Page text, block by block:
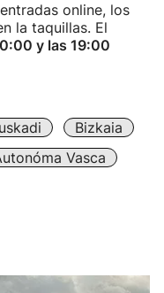
online, los
la taquillas. El
y las 19:00
Bizkaia
Vasca